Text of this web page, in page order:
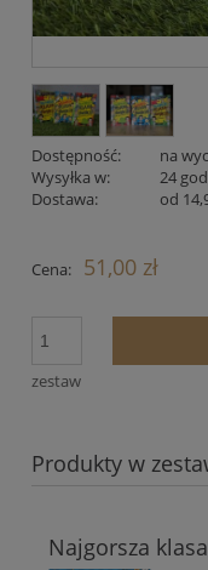
Dostępność:
na
Wysyłka w:
24
Dostawa:
od
Cena nie zawiera
Cena: 51,00 zł
zestaw
Produkty w
Najgorsza